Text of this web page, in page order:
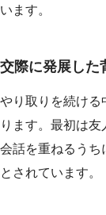
います。
交際に発展した
やり取りを続ける
ります。最初は
会話を重ねるうち
とされています。